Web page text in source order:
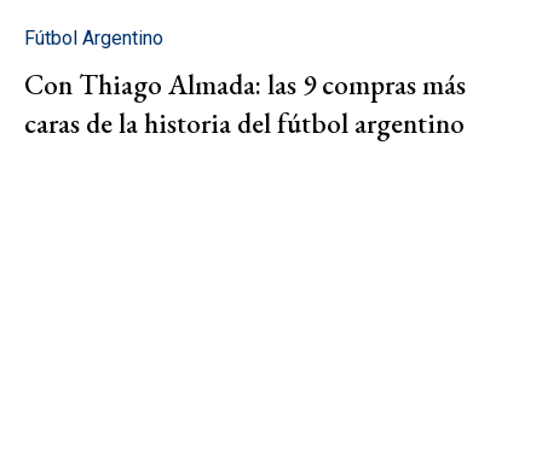
Fútbol Argentino
Con Thiago Almada: las 9 compras más
caras de la historia del fútbol argentino